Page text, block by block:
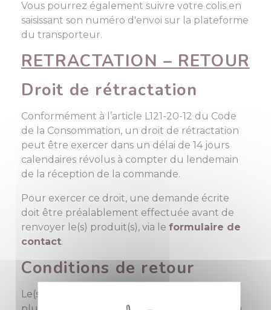
Vous pourrez également suivre votre colis en
saisissant son numéro d'envoi sur la plateforme
du transporteur.
RETRACTATION – RETOUR
Droit de rétractation
Conformément à l’article L121-20-12 du Code
de la Consommation, un droit de rétractation
peut être exercer dans un délai de 14 jours
calendaires révolus à compter du lendemain
de la réception de la commande.
Pour exercer ce droit, une demande écrite
doit être préalablement effectuée avant de
renvoyer le(s) produit(s), via le formulaire de
contact.
Conditions de retour
Le(s) produit(s) doivent être retourné(s) au